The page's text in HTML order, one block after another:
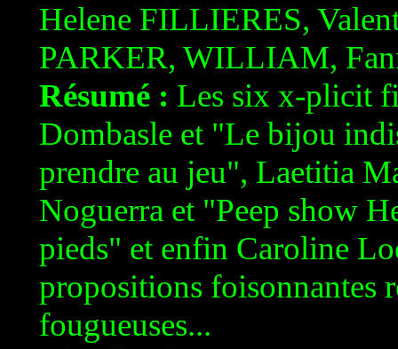
Helene FILLIERES,
PARKER, WILLIAM,
Résumé : Les six x-plicit
Dombasle et "Le bijou
prendre au jeu", Laetitia
Noguerra et "Peep show
pieds" et enfin Caroline
propositions foisonnantes
fougueuses...